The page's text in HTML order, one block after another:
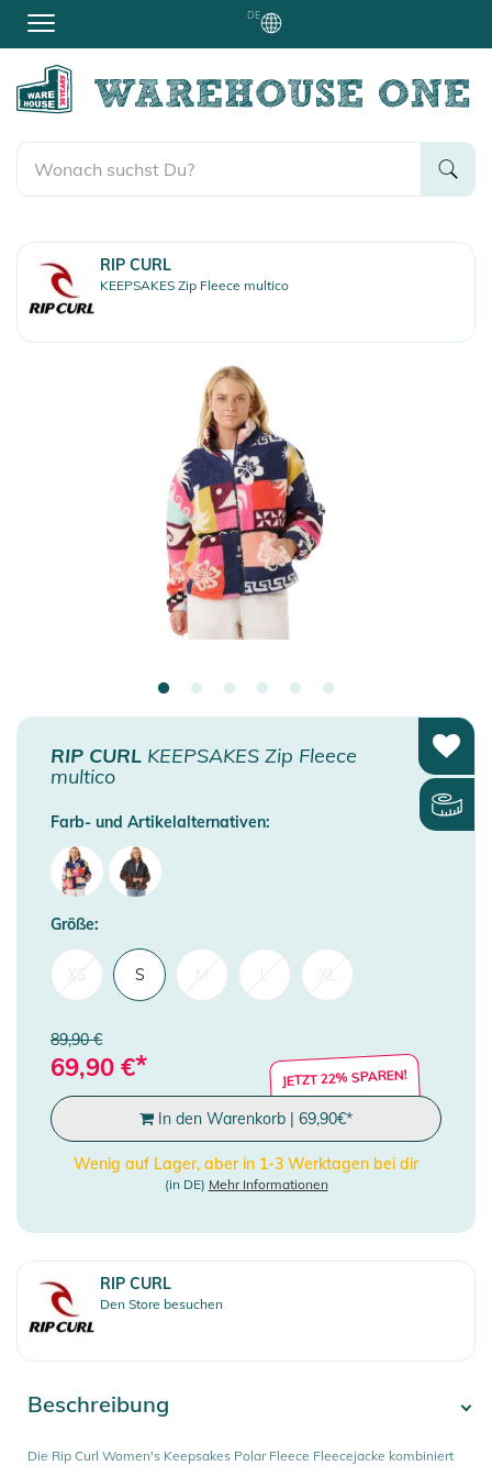
DE
RIP CURL
KEEPSAKES Zip Fleece multico
RIP CURL KEEPSAKES Zip Fleece
multico
Farb- und Artikelalternativen:
Größe:
S
89,90 €
69,90 €* JETZT 22% SPAREN!
In den Warenkorb | 69,90€*
Wenig auf Lager, aber in 1-3 Werktagen bei dir
(in DE) Mehr Informationen
RIP CURL
Den Store besuchen
Beschreibung
Die Rip Curl Women's Keepsakes Polar Fleece Fleecejacke kombiniert